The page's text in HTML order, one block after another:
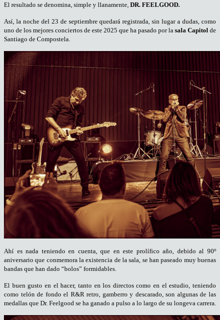
El resultado se denomina, simple y llanamente, DR. FEELGOOD.
Así, la noche del 23 de septiembre quedará registrada, sin lugar a dudas, como
uno de los mejores conciertos de este 2025 que ha pasado por la sala Capitol de
Santiago de Compostela.
Ahí es nada teniendo en cuenta, que en este prolífico año, debido al 90º
aniversario que conmemora la existencia de la sala, se han paseado muy buenas
bandas que han dado “bolos” formidables.
El buen gusto en el hacer, tanto en los directos como en el estudio, teniendo
como telón de fondo el R&R retro, gamberro y descarado, son algunas de las
medallas que Dr. Feelgood se ha ganado a pulso a lo largo de su longeva carrera.